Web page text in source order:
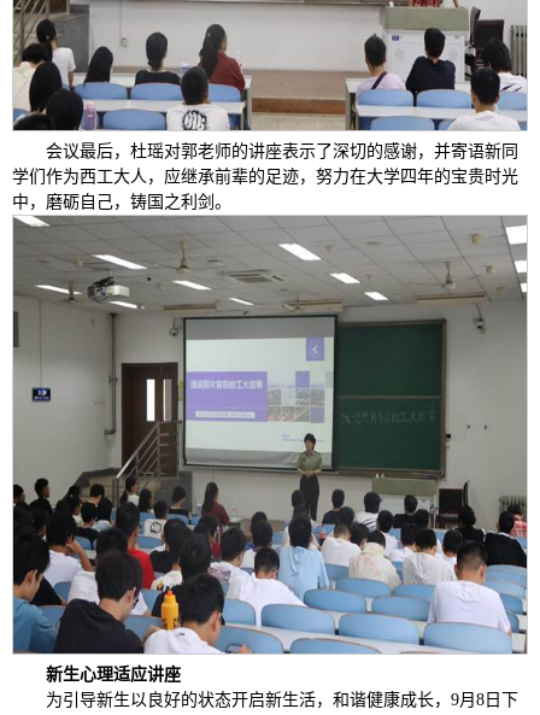
会议最后，杜瑶对郭老师的讲座表示了深切的感谢，并寄语新同
学们作为西工大人，应继承前辈的足迹，努力在大学四年的宝贵时光
中，磨砺自己，铸国之利剑。
新生心理适应讲座
为引导新生以良好的状态开启新生活，和谐健康成长，9月8日下